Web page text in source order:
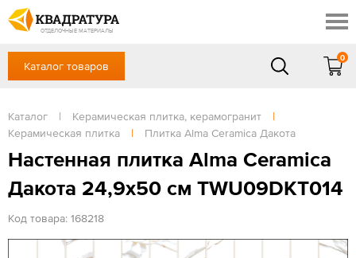
ОТДЕЛОЧНЫЕ МАТЕРИАЛЫ
Профи
Контакты
Доставка и оплата
Выставочный зал
Готовые решения
+7 (861) 217-94-70
Сб, Вс — выходной
ЗАКАЗАТЬ ЗВОНОК
Вход / Регистрация
Каталог товаров
0
Каталог | Керамическая плитка, керамогранит
|
Керамическая плитка
| Плитка Alma Ceramica Дакота
Настенная плитка Alma Ceramica
Дакота 24,9x50 см TWU09DKT014
Код товара: 168218